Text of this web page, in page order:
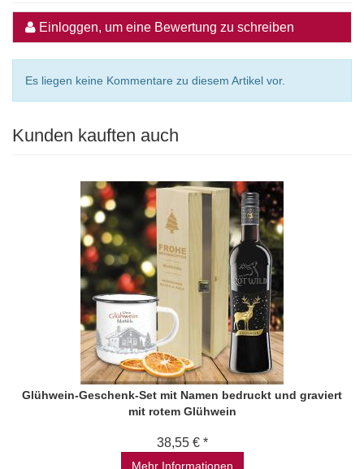
Einloggen, um eine Bewertung zu schreiben
Es liegen keine Kommentare zu diesem Artikel vor.
Kunden kauften auch
Glühwein-Geschenk-Set mit Namen bedruckt und graviert
mit rotem Glühwein
38,55 € *
Mehr Informationen